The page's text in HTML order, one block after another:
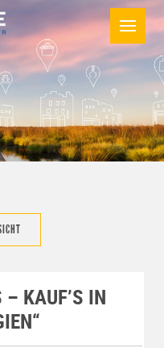
– KAUF’S IN